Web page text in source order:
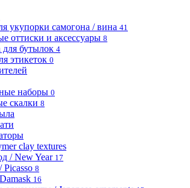
укупорки самогона / вина 41
оттиски и аксессуары 8
для бутылок 4
этикеток 0
наборы 0
скалки 8
clay textures
/ New Year 17
Picasso 8
16